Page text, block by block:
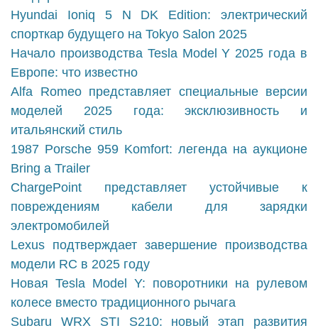
Hyundai Ioniq 5 N DK Edition: электрический
спорткар будущего на Tokyo Salon 2025
Начало производства Tesla Model Y 2025 года в
Европе: что известно
Alfa Romeo представляет специальные версии
моделей 2025 года: эксклюзивность и
итальянский стиль
1987 Porsche 959 Komfort: легенда на аукционе
Bring a Trailer
ChargePoint представляет устойчивые к
повреждениям кабели для зарядки
электромобилей
Lexus подтверждает завершение производства
модели RC в 2025 году
Новая Tesla Model Y: поворотники на рулевом
колесе вместо традиционного рычага
Subaru WRX STI S210: новый этап развития